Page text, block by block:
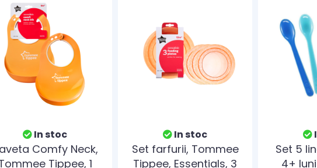
In stoc
Comfy Neck,
Tippee, 1
In stoc
Set farfurii, Tommee
Tippee, Essentials, 3
Set 5
4+